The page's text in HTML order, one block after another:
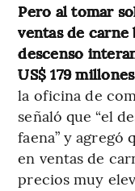
Pero al tomar
ventas de
descenso
US$ 179
la oficina de
señaló que “el
faena” y agregó
en ventas de
precios muy